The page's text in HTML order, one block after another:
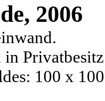
2006
100 x